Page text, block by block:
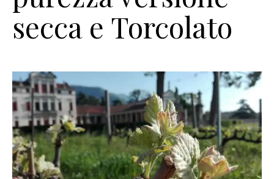
secca e Torcolato